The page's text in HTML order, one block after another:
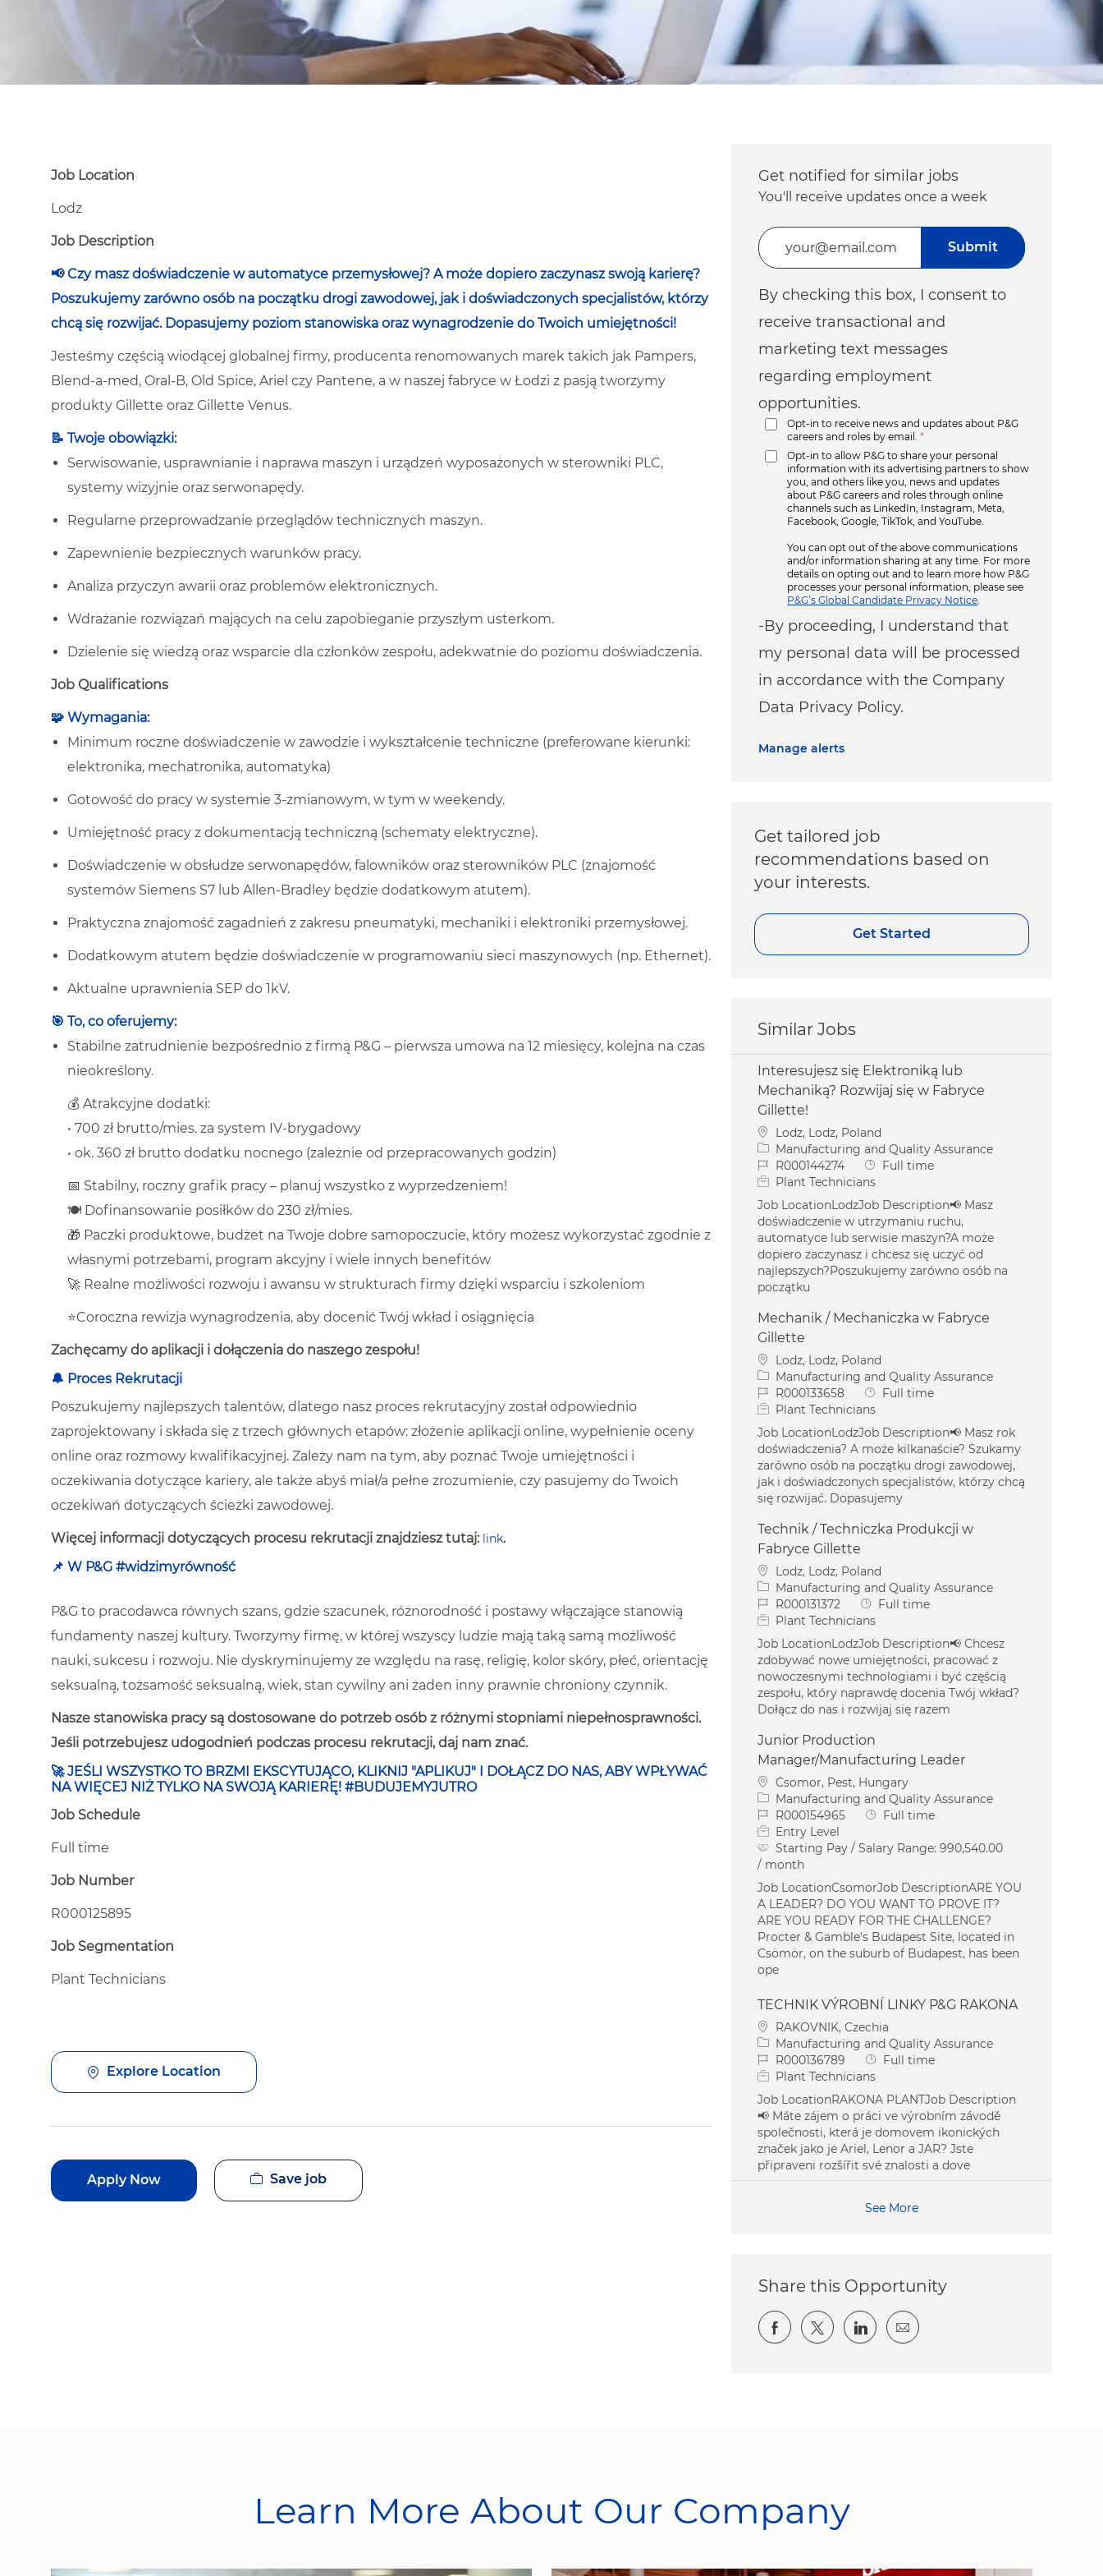
Job Location
Lodz
Job Description
📢 Czy masz doświadczenie w automatyce przemysłowej? A może dopiero zaczynasz swoją karierę?
Poszukujemy zarówno osób na początku drogi zawodowej, jak i doświadczonych specjalistów, którzy
chcą się rozwijać. Dopasujemy poziom stanowiska oraz wynagrodzenie do Twoich umiejętności!
Jesteśmy częścią wiodącej globalnej firmy, producenta renomowanych marek takich jak Pampers,
Blend-a-med, Oral-B, Old Spice, Ariel czy Pantene, a w naszej fabryce w Łodzi z pasją tworzymy
produkty Gillette oraz Gillette Venus.
📝 Twoje obowiązki:
Serwisowanie, usprawnianie i naprawa maszyn i urządzeń wyposażonych w sterowniki PLC,
systemy wizyjnie oraz serwonapędy.
Regularne przeprowadzanie przeglądów technicznych maszyn.
Zapewnienie bezpiecznych warunków pracy.
Analiza przyczyn awarii oraz problemów elektronicznych.
Wdrażanie rozwiązań mających na celu zapobieganie przyszłym usterkom.
Dzielenie się wiedzą oraz wsparcie dla członków zespołu, adekwatnie do poziomu doświadczenia.
Job Qualifications
🧩 Wymagania:
Minimum roczne doświadczenie w zawodzie i wykształcenie techniczne (preferowane kierunki:
elektronika, mechatronika, automatyka)
Gotowość do pracy w systemie 3-zmianowym, w tym w weekendy.
Umiejętność pracy z dokumentacją techniczną (schematy elektryczne).
Doświadczenie w obsłudze serwonapędów, falowników oraz sterowników PLC (znajomość
systemów Siemens S7 lub Allen-Bradley będzie dodatkowym atutem).
Praktyczna znajomość zagadnień z zakresu pneumatyki, mechaniki i elektroniki przemysłowej.
Dodatkowym atutem będzie doświadczenie w programowaniu sieci maszynowych (np. Ethernet).
Aktualne uprawnienia SEP do 1kV.
🎯 To, co oferujemy:
Stabilne zatrudnienie bezpośrednio z firmą P&G – pierwsza umowa na 12 miesięcy, kolejna na czas
nieokreślony.
💰 Atrakcyjne dodatki:
• 700 zł brutto/mies. za system IV-brygadowy
• ok. 360 zł brutto dodatku nocnego (zależnie od przepracowanych godzin)
📅 Stabilny, roczny grafik pracy – planuj wszystko z wyprzedzeniem!
🍽️ Dofinansowanie posiłków do 230 zł/mies.
🎁 Paczki produktowe, budżet na Twoje dobre samopoczucie, który możesz wykorzystać zgodnie z
własnymi potrzebami, program akcyjny i wiele innych benefitów
🚀 Realne możliwości rozwoju i awansu w strukturach firmy dzięki wsparciu i szkoleniom
⭐Coroczna rewizja wynagrodzenia, aby docenić Twój wkład i osiągnięcia
Zachęcamy do aplikacji i dołączenia do naszego zespołu!
🔔 Proces Rekrutacji
Poszukujemy najlepszych talentów, dlatego nasz proces rekrutacyjny został odpowiednio
zaprojektowany i składa się z trzech głównych etapów: złożenie aplikacji online, wypełnienie oceny
online oraz rozmowy kwalifikacyjnej. Zależy nam na tym, aby poznać Twoje umiejętności i
oczekiwania dotyczące kariery, ale także abyś miał/a pełne zrozumienie, czy pasujemy do Twoich
oczekiwań dotyczących ścieżki zawodowej.
Więcej informacji dotyczących procesu rekrutacji znajdziesz tutaj: link.
📌 W P&G #widzimyrówność
P&G to pracodawca równych szans, gdzie szacunek, różnorodność i postawy włączające stanowią
fundamenty naszej kultury. Tworzymy firmę, w której wszyscy ludzie mają taką samą możliwość
nauki, sukcesu i rozwoju. Nie dyskryminujemy ze względu na rasę, religię, kolor skóry, płeć, orientację
seksualną, tożsamość seksualną, wiek, stan cywilny ani żaden inny prawnie chroniony czynnik.
Nasze stanowiska pracy są dostosowane do potrzeb osób z różnymi stopniami niepełnosprawności.
Jeśli potrzebujesz udogodnień podczas procesu rekrutacji, daj nam znać.
🚀 JEŚLI WSZYSTKO TO BRZMI EKSCYTUJĄCO, KLIKNIJ "APLIKUJ" I DOŁĄCZ DO NAS, ABY WPŁYWAĆ
NA WIĘCEJ NIŻ TYLKO NA SWOJĄ KARIERĘ! #BUDUJEMYJUTRO
Job Schedule
Full time
Job Number
R000125895
Job Segmentation
Plant Technicians
Explore Location
Apply Now Save job
Get notified for similar jobs
You'll receive updates once a week
Enter Email address (Required)
By checking this box, I consent to
receive transactional and
marketing text messages
regarding employment
opportunities.
Opt-in to receive news and updates about P&G
careers and roles by email.
*
Opt-in to allow P&G to share your personal
information with its advertising partners to show
you, and others like you, news and updates
about P&G careers and roles through online
channels such as LinkedIn, Instagram, Meta,
Facebook, Google, TikTok, and YouTube.
You can opt out of the above communications
and/or information sharing at any time. For more
details on opting out and to learn more how P&G
processes your personal information, please see
P&G’s Global Candidate Privacy Notice
-By proceeding, I understand that
my personal data will be processed
in accordance with the Company
Data Privacy Policy.
Submit
Manage alerts
Get tailored job
recommendations based on
your interests.
Get Started
Similar Jobs
Interesujesz się Elektroniką lub
Mechaniką? Rozwijaj się w Fabryce
Gillette!
Location
Lodz, Lodz, Poland
Category
Manufacturing and Quality Assurance
Job IdR000144274 Job Type
Full time
Plant Technicians
Job LocationLodzJob Description📢 Masz
doświadczenie w utrzymaniu ruchu,
automatyce lub serwisie maszyn?A może
dopiero zaczynasz i chcesz się uczyć od
najlepszych?Poszukujemy zarówno osób na
początku
Mechanik / Mechaniczka w Fabryce
Gillette
Location
Lodz, Lodz, Poland
Category
Manufacturing and Quality Assurance
Job IdR000133658 Job Type
Full time
Plant Technicians
Job LocationLodzJob Description📢 Masz rok
doświadczenia? A może kilkanaście? Szukamy
zarówno osób na początku drogi zawodowej,
jak i doświadczonych specjalistów, którzy chcą
się rozwijać. Dopasujemy
Technik / Techniczka Produkcji w
Fabryce Gillette
Location
Lodz, Lodz, Poland
Category
Manufacturing and Quality Assurance
Job IdR000131372 Job Type
Full time
Plant Technicians
Job LocationLodzJob Description📢 Chcesz
zdobywać nowe umiejętności, pracować z
nowoczesnymi technologiami i być częścią
zespołu, który naprawdę docenia Twój wkład?
Dołącz do nas i rozwijaj się razem
Junior Production
Manager/Manufacturing Leader
Location
Csomor, Pest, Hungary
Category
Manufacturing and Quality Assurance
Job IdR000154965 Job Type
Full time
Entry Level
Starting Pay / Salary Range:990,540.00
/ month
Job LocationCsomorJob DescriptionARE YOU
A LEADER? DO YOU WANT TO PROVE IT?
ARE YOU READY FOR THE CHALLENGE?
Procter & Gamble's Budapest Site, located in
Csömör, on the suburb of Budapest, has been
ope
TECHNIK VÝROBNÍ LINKY P&G RAKONA
Location
RAKOVNIK, Czechia
Category
Manufacturing and Quality Assurance
Job IdR000136789 Job Type
Full time
Plant Technicians
Job LocationRAKONA PLANTJob Description
📢 Máte zájem o práci ve výrobním závodě
společnosti, která je domovem ikonických
značek jako je Ariel, Lenor a JAR? Jste
připraveni rozšířit své znalosti a dove
See More
Share this Opportunity
Share via Facebook
Share via twitter
Share via LinkedIn
Share via email
Learn More About Our Company